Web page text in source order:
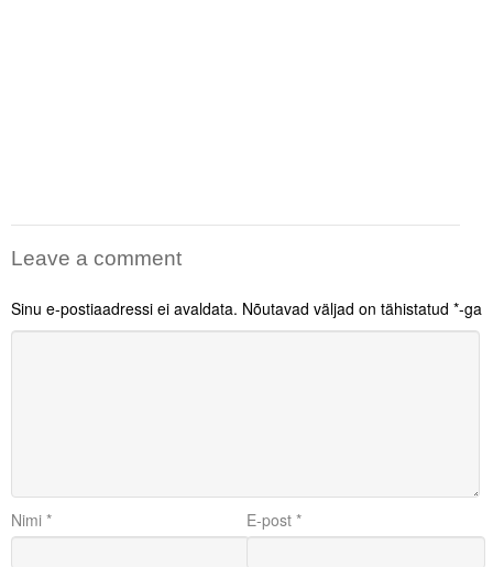
Leave a comment
Sinu e-postiaadressi ei avaldata. Nõutavad väljad on tähistatud *-ga
Nimi * E-post *